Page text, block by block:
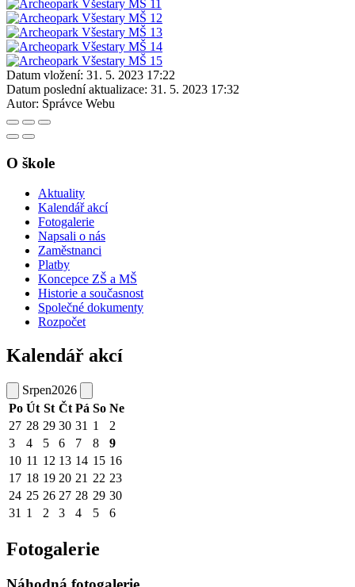
Datum vložení: 31. 5. 2023 17:22
Datum poslední aktualizace: 31. 5. 2023 17:32
Autor: Správce Webu
O škole
Aktuality
Kalendář akcí
Fotogalerie
Napsali o nás
Zaměstnanci
Platby
Koncepce ZŠ a MŠ
Historie a současnost
Společné dokumenty
Rozpočet
Kalendář akcí
Srpen2026
Po Út St Čt Pá So Ne
27 28 29 30 31 1
2
3
4 5 6 7 8
9
10 11 12 13 14 15 16
17 18 19 20 21 22 23
24 25 26 27 28 29 30
31 1 2 3 4 5 6
Fotogalerie